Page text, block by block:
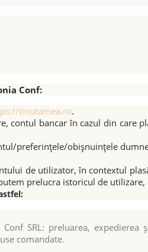
Conf:
tinutamea.ro.
contul bancar în cazul din care
preferințele/obișnuințele
de utilizator, în contextul
prelucra istoricul de
SRL: preluarea, expedierea
comandate.